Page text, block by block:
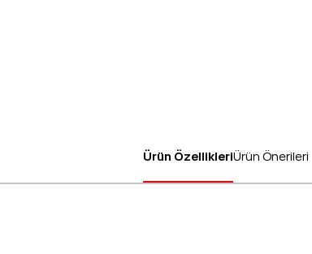
Ürün ÖzellikleriÜrün Önerileri